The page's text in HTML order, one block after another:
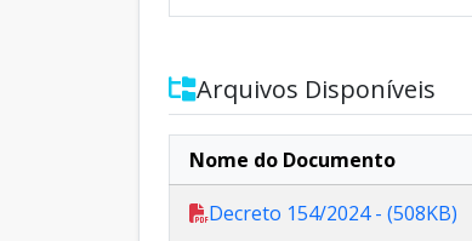
Arquivos Disponíveis
Nome do Documento
Decreto 154/2024 - (508KB)